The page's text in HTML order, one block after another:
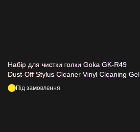
Набір для чистки голки Goka GK-R49
Dust-Off Stylus Cleaner Vinyl Cleaning Gel
Під замовлення